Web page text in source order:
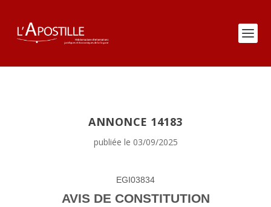
ANNONCE 14183
publiée le 03/09/2025
EGI03834
AVIS DE CONSTITUTION